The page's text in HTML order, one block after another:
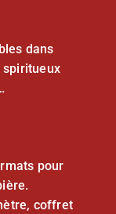
dans
spiritueux
pour
coffret